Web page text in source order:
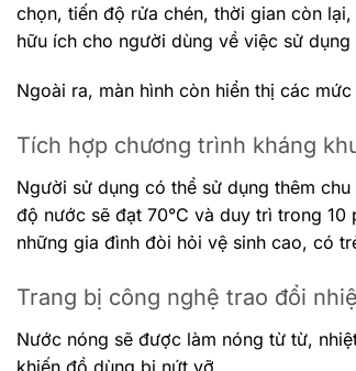
chọn, tiến độ rửa chén, thời gian còn
hữu ích cho người dùng về việc sử
Ngoài ra, màn hình còn hiển thị các
Tích hợp chương trình kháng
Người sử dụng có thể sử dụng thêm
độ nước sẽ đạt 70°C và duy trì trong
những gia đình đòi hỏi vệ sinh cao, có
Trang bị công nghệ trao đổi
Nước nóng sẽ được làm nóng từ từ,